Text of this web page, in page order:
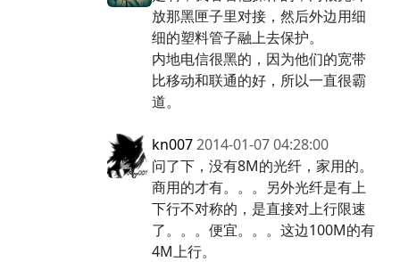
放那黑匣子里对接，然后外边用细
细的塑料管子融上去保护。
内地电信很黑的，因为他们的宽带
比移动和联通的好，所以一直很霸
道。
kn0072014-01-07 04:28:00
问了下，没有8M的光纤，家用的。
商用的才有。。。另外光纤是有上
下行不对称的，是直接对上行限速
了。。。便宜。。。这边100M的有
4M上行。